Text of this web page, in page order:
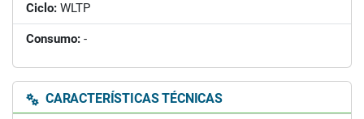
Ciclo: WLTP
Consumo: -
CARACTERÍSTICAS TÉCNICAS